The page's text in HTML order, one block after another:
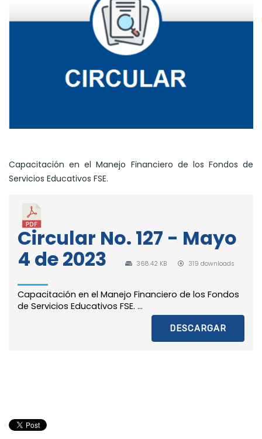
Capacitación en el Manejo Financiero de los Fondos de
Servicios Educativos FSE.
Circular No. 127 - Mayo
4 de 2023
368.42 KB 319 downloads
Capacitación en el Manejo Financiero de los Fondos
de Servicios Educativos FSE. ...
DESCARGAR